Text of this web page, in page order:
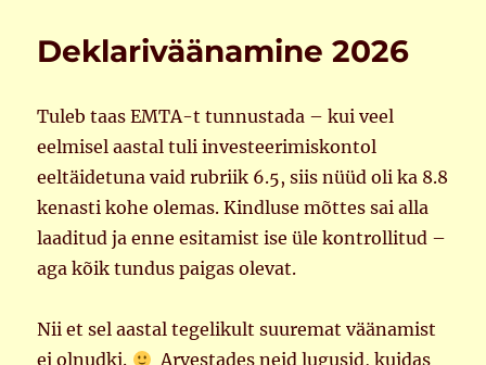
Deklariväänamine 2026
Tuleb taas EMTA-t tunnustada – kui veel
eelmisel aastal tuli investeerimiskontol
eeltäidetuna vaid rubriik 6.5, siis nüüd oli ka 8.8
kenasti kohe olemas. Kindluse mõttes sai alla
laaditud ja enne esitamist ise üle kontrollitud –
aga kõik tundus paigas olevat.
Nii et sel aastal tegelikult suuremat väänamist
ei olnudki.
Arvestades neid lugusid, kuidas